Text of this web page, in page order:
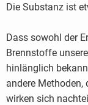
Die Substanz ist
Dass sowohl der
Brennstoffe
hinlänglich
andere Methoden,
wirken sich